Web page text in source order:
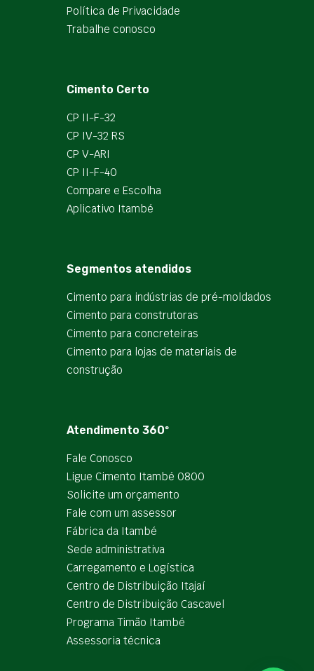
Política de Privacidade
Trabalhe conosco
Cimento Certo
CP II-F-32
CP IV-32 RS
CP V-ARI
CP II-F-40
Compare e Escolha
Aplicativo Itambé
Segmentos atendidos
Cimento para indústrias de pré-moldados
Cimento para construtoras
Cimento para concreteiras
Cimento para lojas de materiais de
construção
Atendimento 360º
Fale Conosco
Ligue Cimento Itambé 0800
Solicite um orçamento
Fale com um assessor
Fábrica da Itambé
Sede administrativa
Carregamento e Logística
Centro de Distribuição Itajaí
Centro de Distribuição Cascavel
Programa Timão Itambé
Assessoria técnica